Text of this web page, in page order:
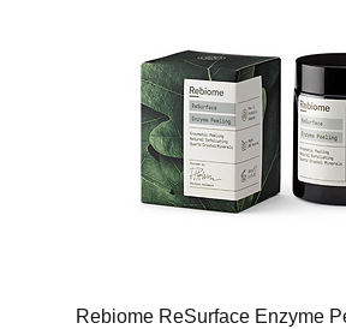
Rebiome ReSurface Enzyme